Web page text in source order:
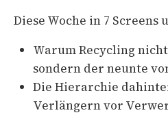
Diese Woche in 7 Screens
Warum Recycling
sondern der neunte
Die Hierarchie
Verlängern vor